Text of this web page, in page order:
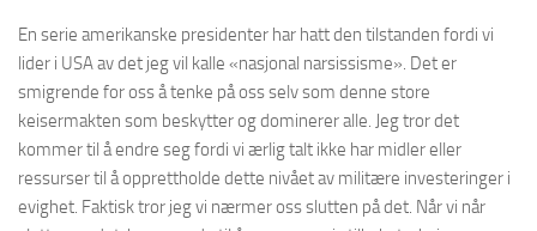
En serie amerikanske presidenter har hatt den tilstanden fordi vi
lider i USA av det jeg vil kalle «nasjonal narsissisme». Det er
smigrende for oss å tenke på oss selv som denne store
keisermakten som beskytter og dominerer alle. Jeg tror det
kommer til å endre seg fordi vi ærlig talt ikke har midler eller
ressurser til å opprettholde dette nivået av militære investeringer i
evighet. Faktisk tror jeg vi nærmer oss slutten på det. Når vi når